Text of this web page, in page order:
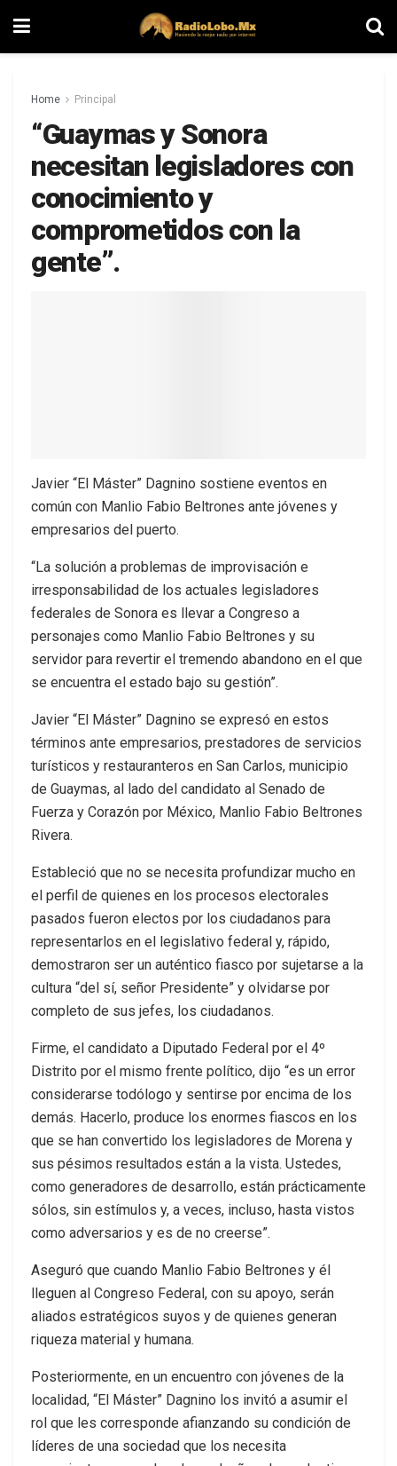
Home Principal
“Guaymas y Sonora
necesitan legisladores con
conocimiento y
comprometidos con la
gente”.
Javier “El Máster” Dagnino sostiene eventos en
común con Manlio Fabio Beltrones ante jóvenes y
empresarios del puerto.
“La solución a problemas de improvisación e
irresponsabilidad de los actuales legisladores
federales de Sonora es llevar a Congreso a
personajes como Manlio Fabio Beltrones y su
servidor para revertir el tremendo abandono en el que
se encuentra el estado bajo su gestión”.
Javier “El Máster” Dagnino se expresó en estos
términos ante empresarios, prestadores de servicios
turísticos y restauranteros en San Carlos, municipio
de Guaymas, al lado del candidato al Senado de
Fuerza y Corazón por México, Manlio Fabio Beltrones
Rivera.
Estableció que no se necesita profundizar mucho en
el perfil de quienes en los procesos electorales
pasados fueron electos por los ciudadanos para
representarlos en el legislativo federal y, rápido,
demostraron ser un auténtico fiasco por sujetarse a la
cultura “del sí, señor Presidente” y olvidarse por
completo de sus jefes, los ciudadanos.
Firme, el candidato a Diputado Federal por el 4º
Distrito por el mismo frente político, dijo “es un error
considerarse todólogo y sentirse por encima de los
demás. Hacerlo, produce los enormes fiascos en los
que se han convertido los legisladores de Morena y
sus pésimos resultados están a la vista. Ustedes,
como generadores de desarrollo, están prácticamente
sólos, sin estímulos y, a veces, incluso, hasta vistos
como adversarios y es de no creerse”.
Aseguró que cuando Manlio Fabio Beltrones y él
lleguen al Congreso Federal, con su apoyo, serán
aliados estratégicos suyos y de quienes generan
riqueza material y humana.
Posteriormente, en un encuentro con jóvenes de la
localidad, “El Máster” Dagnino los invitó a asumir el
rol que les corresponde afianzando su condición de
líderes de una sociedad que los necesita